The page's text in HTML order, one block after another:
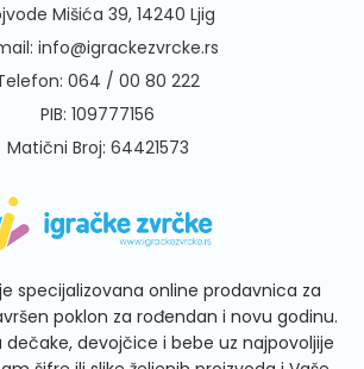
Mišića 39, 14240 Ljig
info@igrackezvrcke.rs
064 / 00 80 222
PIB: 109777156
Matični Broj: 64421573
specijalizovana online prodavnica za
poklon za rođendan i novu godinu.
dečake, devojčice i bebe uz najpovoljije